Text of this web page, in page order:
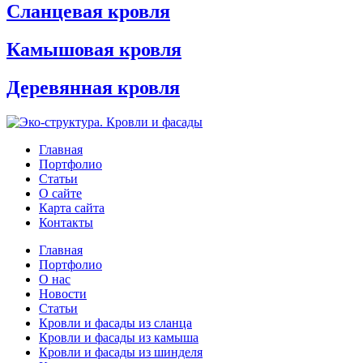
Сланцевая кровля
Камышовая кровля
Деревянная кровля
Главная
Портфолио
Статьи
О сайте
Карта сайта
Контакты
Главная
Портфолио
О нас
Новости
Статьи
Кровли и фасады из сланца
Кровли и фасады из камыша
Кровли и фасады из шинделя